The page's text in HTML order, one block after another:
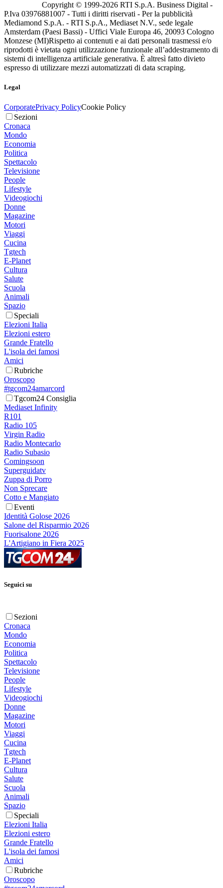
Copyright © 1999-2026 RTI S.p.A. Business Digital -
P.Iva 03976881007 - Tutti i diritti riservati - Per la pubblicità
Mediamond S.p.A. - RTI S.p.A., Mediaset N.V., sede legale
Amsterdam (Paesi Bassi) - Uffici Viale Europa 46, 20093 Cologno
Monzese (MI)Rispetto ai contenuti e ai dati personali trasmessi e/o
riprodotti è vietata ogni utilizzazione funzionale all’addestramento di
sistemi di intelligenza artificiale generativa. È altresì fatto divieto
espresso di utilizzare mezzi automatizzati di data scraping.
Legal
CorporatePrivacy PolicyCookie Policy
Sezioni
Cronaca
Mondo
Economia
Politica
Spettacolo
Televisione
People
Lifestyle
Videogiochi
Donne
Magazine
Motori
Viaggi
Cucina
Tgtech
E-Planet
Cultura
Salute
Scuola
Animali
Spazio
Speciali
Elezioni Italia
Elezioni estero
Grande Fratello
L'isola dei famosi
Amici
Rubriche
Oroscopo
#tgcom24amarcord
Tgcom24 Consiglia
Mediaset Infinity
R101
Radio 105
Virgin Radio
Radio Montecarlo
Radio Subasio
Comingsoon
Superguidatv
Zuppa di Porro
Non Sprecare
Cotto e Mangiato
Eventi
Identità Golose 2026
Salone del Risparmio 2026
Fuorisalone 2026
L'Artigiano in Fiera 2025
Seguici su
Sezioni
Cronaca
Mondo
Economia
Politica
Spettacolo
Televisione
People
Lifestyle
Videogiochi
Donne
Magazine
Motori
Viaggi
Cucina
Tgtech
E-Planet
Cultura
Salute
Scuola
Animali
Spazio
Speciali
Elezioni Italia
Elezioni estero
Grande Fratello
L'isola dei famosi
Amici
Rubriche
Oroscopo